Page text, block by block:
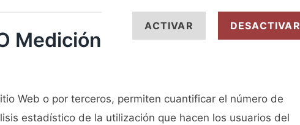
Medición
ACTIVAR DESACTIVAR
Web o por terceros, permiten cuantificar el número de
estadístico de la utilización que hacen los usuarios del